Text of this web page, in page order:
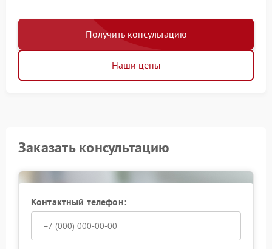
Получить консультацию
Наши цены
Заказать консультацию
Контактный телефон: